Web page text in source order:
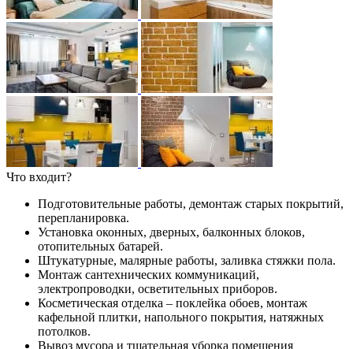
Что входит?
Подготовительные работы, демонтаж старых покрытий,
перепланировка.
Установка оконных, дверных, балконных блоков,
отопительных батарей.
Штукатурные, малярные работы, заливка стяжки пола.
Монтаж сантехнических коммуникаций,
электропроводки, осветительных приборов.
Косметическая отделка – поклейка обоев, монтаж
кафельной плитки, напольного покрытия, натяжных
потолков.
Вывоз мусора и тщательная уборка помещения